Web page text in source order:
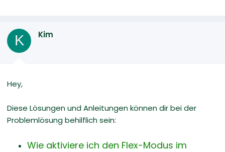
K Kim
Hey,
Diese Lösungen und Anleitungen können dir bei der
Problemlösung behilflich sein:
Wie aktiviere ich den Flex-Modus im